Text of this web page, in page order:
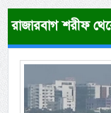
রাজারবাগ শরীফ